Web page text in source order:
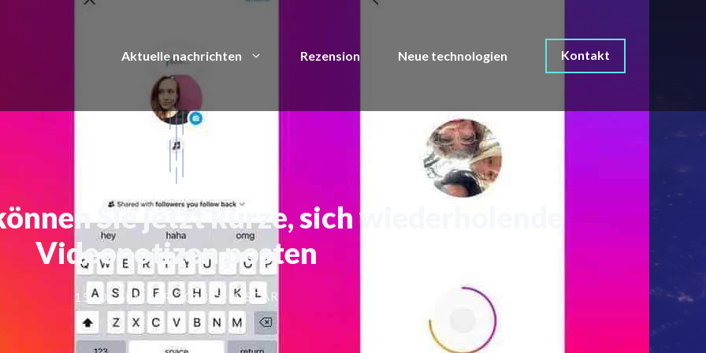
Aktuelle nachrichten Rezension Neue technologien Kontakt
Sie jetzt kurze, sich wiederholende
Videonotizen posten
15. DEZEMBER 2023 OSCAR